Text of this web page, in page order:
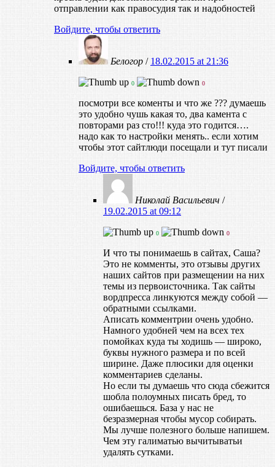
отправлении как правосудия так и надобностей
Войдите, чтобы ответить
Белогор / 18.02.2015 at 21:36
0 0
посмотри все коменты и что же ??? думаешь
это удобно чушь какая то, два камента с
повторами раз сто!!! куда это годится….
надо как то настройки менять.. если хотим
чтобы этот сайтлюди посещали и тут писали
Войдите, чтобы ответить
Николай Васильевич /
19.02.2015 at 09:12
0 0
И что ты понимаешь в сайтах, Саша?
Это не комменты, это отзывы других
наших сайтов при размещении на них
темы из первоисточника. Так сайты
вордпресса линкуются между собой —
обратными ссылками.
Аписать комментрии очень удобно.
Намного удобней чем на всех тех
помойках куда ты ходишь — широко,
буквы нужного размера и по всей
ширине. Даже плюсики для оценки
комментариев сделаны.
Но если ты думаешь что сюда сбежится
шобла полоумных писать бред, то
ошибаешься. База у нас не
безразмерная чтобы мусор собирать.
Мы лучше полезного больше напишем.
Чем эту галиматью вычитыватьи
удалять сутками.